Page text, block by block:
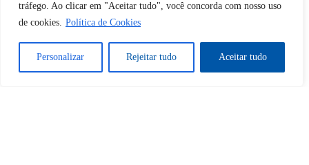
tráfego. Ao clicar em "Aceitar tudo", você concorda com nosso uso
de cookies. Política de Cookies
Personalizar Rejeitar tudo Aceitar tudo
Desbloquear esquerda : 0
Sim